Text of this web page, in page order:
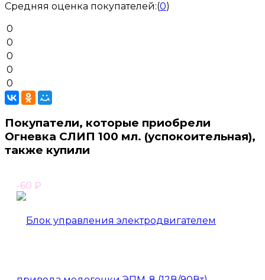
Средняя оценка покупателей:(0)
0
0
0
0
0
Покупатели, которые приобрели
Огневка СЛИП 100 мл. (успокоительная),
также купили
-60 ₽